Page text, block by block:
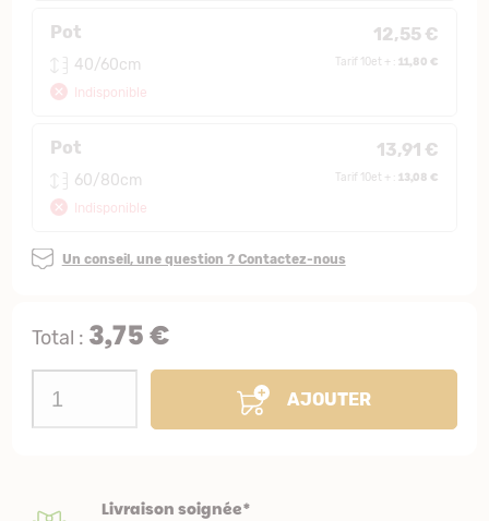
Pot 12,55 €
40/60cm
Indisponible
Tarif 10et + :11,80 €
Pot 13,91 €
60/80cm
Indisponible
Tarif 10et + :13,08 €
Un conseil, une question ? Contactez-nous
Total : 3,75 €
AJOUTER
Livraison soignée*